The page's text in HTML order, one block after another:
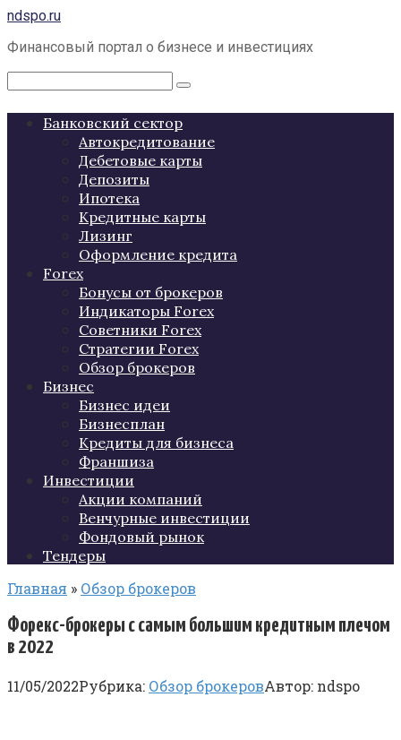
Перейти
контенту
ndspo.ru
Финансовый портал о бизнесе и инвестициях
Поиск:
Банковский сектор
Автокредитование
Дебетовые карты
Депозиты
Ипотека
Кредитные карты
Лизинг
Оформление кредита
Forex
Бонусы от брокеров
Индикаторы Forex
Советники Forex
Стратегии Forex
Обзор брокеров
Бизнес
Бизнес идеи
Бизнесплан
Кредиты для бизнеса
Франшиза
Инвестиции
Акции компаний
Венчурные инвестиции
Фондовый рынок
Тендеры
Главная » Обзор брокеров
Форекс-брокеры с самым большим кредитным плечом
в 2022
11/05/2022Рубрика: Обзор брокеровАвтор: ndspo